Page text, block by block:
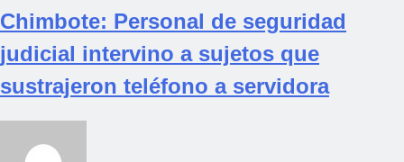
Chimbote: Personal de seguridad
judicial intervino a sujetos que
sustrajeron teléfono a servidora